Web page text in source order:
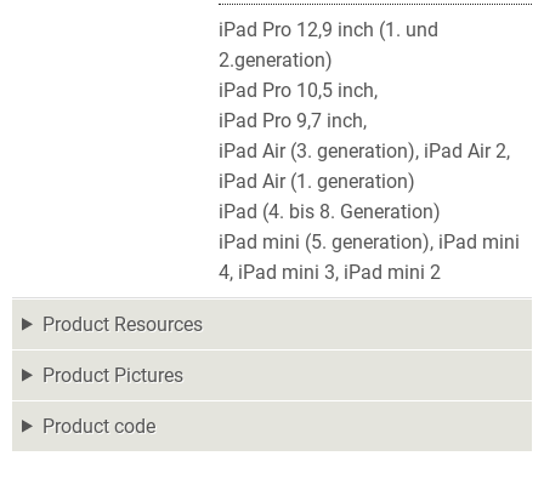
iPad Pro 12,9 inch (1. und
2.generation)
iPad Pro 10,5 inch,
iPad Pro 9,7 inch,
iPad Air (3. generation), iPad Air 2,
iPad Air (1. generation)
iPad (4. bis 8. Generation)
iPad mini (5. generation), iPad mini
4, iPad mini 3, iPad mini 2
Product Resources
Product Pictures
Product code